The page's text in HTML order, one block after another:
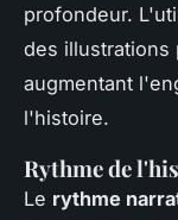
profondeur.
des illustrations
augmentant
l'histoire.
Rythme de
Le rythme